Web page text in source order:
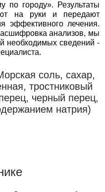
по городу». Результаты
на руки и передают
эффективного лечения.
анализов, мы
необходимых сведений -
соль, сахар,
тростниковый
черный перец,
натрия)